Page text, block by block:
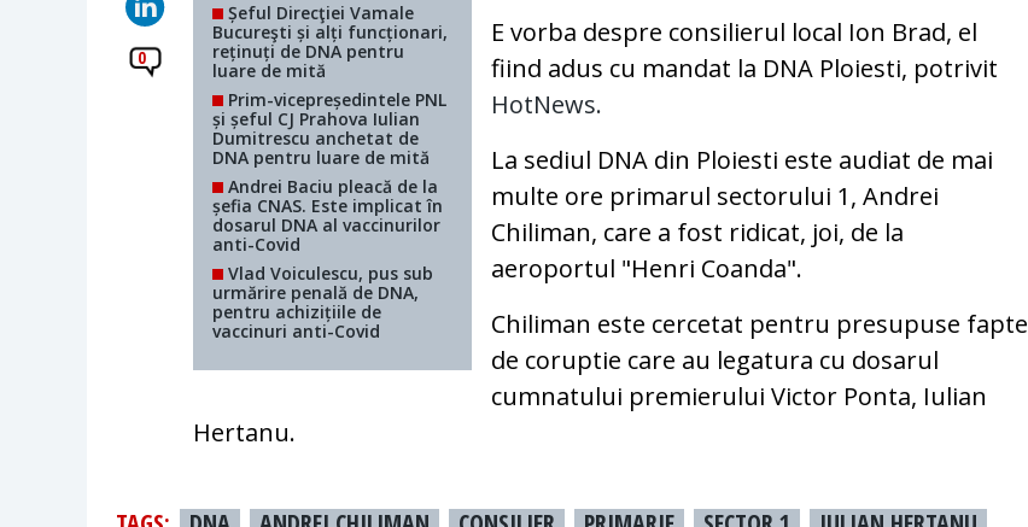
0
Șeful Direcţiei Vamale
Bucureşti și alți funcționari,
reținuți de DNA pentru
luare de mită
Prim-vicepreședintele PNL
și șeful CJ Prahova Iulian
Dumitrescu anchetat de
DNA pentru luare de mită
Andrei Baciu pleacă de la
șefia CNAS. Este implicat în
dosarul DNA al vaccinurilor
anti-Covid
Vlad Voiculescu, pus sub
urmărire penală de DNA,
pentru achizițiile de
vaccinuri anti-Covid
E vorba despre consilierul local Ion Brad, el
fiind adus cu mandat la DNA Ploiesti, potrivit
HotNews.
La sediul DNA din Ploiesti este audiat de mai
multe ore primarul sectorului 1, Andrei
Chiliman, care a fost ridicat, joi, de la
aeroportul "Henri Coanda".
Chiliman este cercetat pentru presupuse fapte
de coruptie care au legatura cu dosarul
cumnatului premierului Victor Ponta, Iulian
Hertanu.